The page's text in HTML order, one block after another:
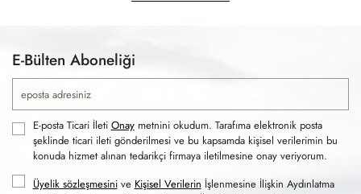
E-Bülten Aboneliği
E-posta Ticari İleti Onaymetnini okudum. Tarafıma elektronik posta
şeklinde ticari ileti gönderilmesi ve bu kapsamda kişisel verilerimin bu
konuda hizmet alınan tedarikçi firmaya iletilmesine onay veriyorum.
Üyelik sözleşmesinive Kişisel Verilerin İşlenmesine İlişkin Aydınlatma